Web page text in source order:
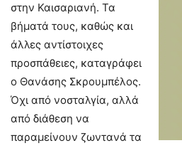
στην Καισαριανή. Τα
βήματά τους, καθώς και
άλλες αντίστοιχες
προσπάθειες, καταγράφει
ο Θανάσης Σκρουµπέλος.
Όχι από νοσταλγία, αλλά
από διάθεση να
παραμείνουν ζωντανά τα